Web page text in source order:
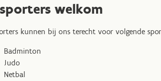
welkom
kunnen bij ons terecht voor volgende
Badminton
Judo
Netbal